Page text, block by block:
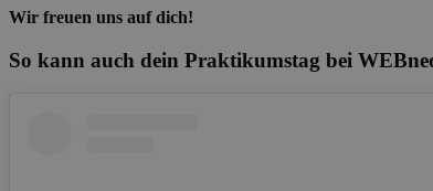
Wir freuen uns auf dich!
So kann auch dein Praktikumstag bei